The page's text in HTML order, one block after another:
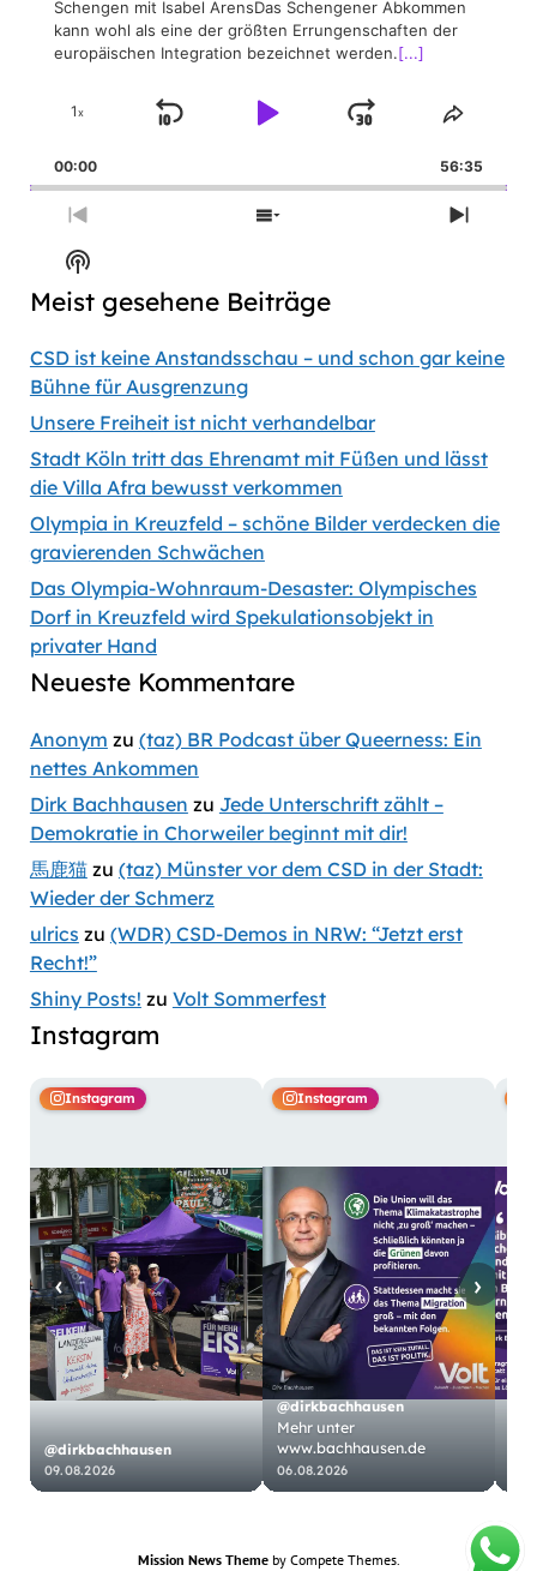
Schengen mit Isabel ArensDas Schengener Abkommen
kann wohl als eine der größten Errungenschaften der
europäischen Integration bezeichnet werden.[...]
Change
Rate
1x
Skip
Play
Jump
Forward
Share
00:00 56:35
Previous
Episode
Show
Next
Show
Podcast
Information
Meist gesehene Beiträge
CSD ist keine Anstandsschau – und schon gar keine
Bühne für Ausgrenzung
Unsere Freiheit ist nicht verhandelbar
Stadt Köln tritt das Ehrenamt mit Füßen und lässt
die Villa Afra bewusst verkommen
Olympia in Kreuzfeld – schöne Bilder verdecken die
gravierenden Schwächen
Das Olympia-Wohnraum-Desaster: Olympisches
Dorf in Kreuzfeld wird Spekulationsobjekt in
privater Hand
Neueste Kommentare
Anonym zu (taz) BR Podcast über Queerness: Ein
nettes Ankommen
Dirk Bachhausen zu Jede Unterschrift zählt –
Demokratie in Chorweiler beginnt mit dir!
馬鹿猫zu (taz) Münster vor dem CSD in der Stadt:
Wieder der Schmerz
ulrics zu (WDR) CSD-Demos in NRW: “Jetzt erst
Recht!”
Shiny Posts! zu Volt Sommerfest
Instagram
Instagram
@dirkbachhausen
09.08.2026
Instagram
@dirkbachhausen
Mehr unter
www.bachhausen.de
06.08.2026
‹ ›
Mission News Themeby Compete Themes.